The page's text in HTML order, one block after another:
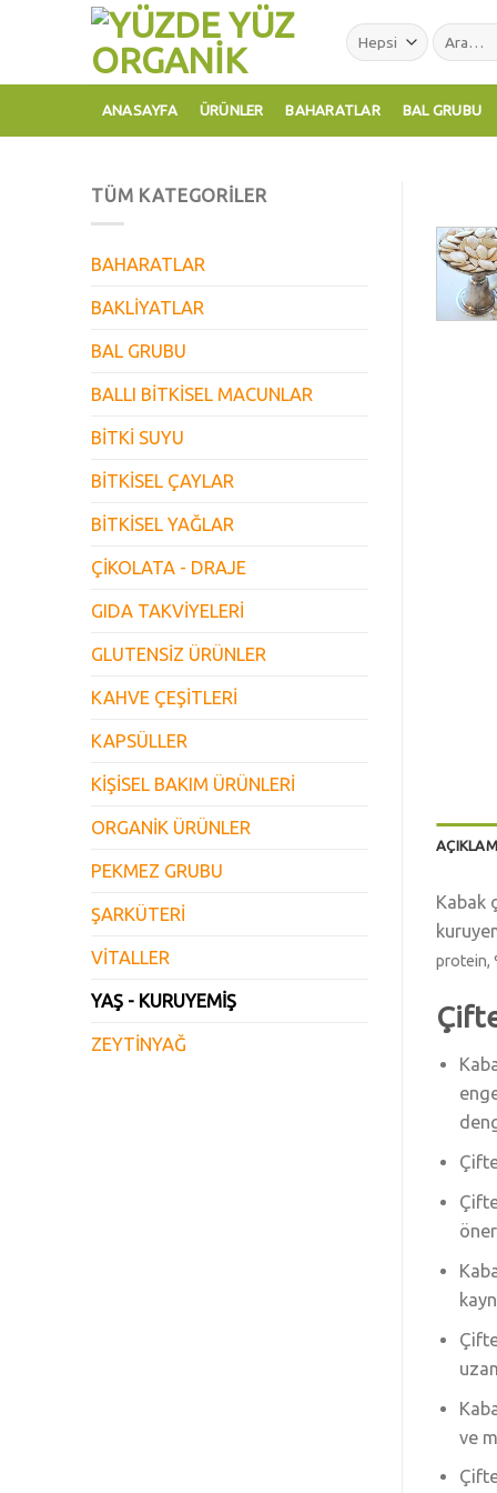
Ara:
ANASAYFA ÜRÜNLER BAHARATLAR BAL GRUBU
TÜM KATEGORILER
BAHARATLAR
BAKLİYATLAR
BAL GRUBU
BALLI BİTKİSEL MACUNLAR
BİTKİ SUYU
BİTKİSEL ÇAYLAR
BİTKİSEL YAĞLAR
ÇİKOLATA - DRAJE
GIDA TAKVİYELERİ
GLUTENSİZ ÜRÜNLER
KAHVE ÇEŞİTLERİ
KAPSÜLLER
KİŞİSEL BAKIM ÜRÜNLERİ
ORGANİK ÜRÜNLER
PEKMEZ GRUBU
ŞARKÜTERİ
VİTALLER
YAŞ - KURUYEMİŞ
ZEYTİNYAĞ
Kabak
protein,
ve